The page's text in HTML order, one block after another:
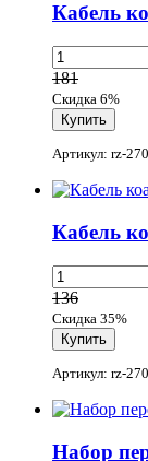
Кабель
181
Скидка 6%
Артикул: rz-
Кабель
136
Скидка 35%
Артикул: rz-
Набор